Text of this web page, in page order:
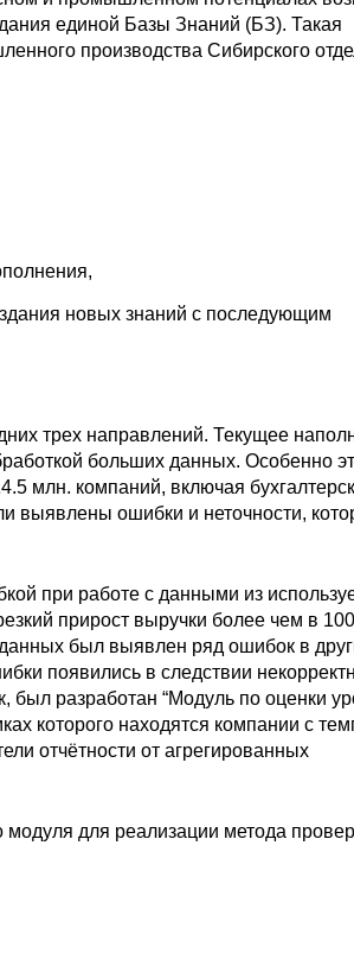
единой Базы Знаний (БЗ). Такая
производства Сибирского
новых знаний с последующим
трех направлений. Текущее
больших данных. Особенно
млн. компаний, включая
выявлены ошибки и неточности,
при работе с данными из
прирост выручки более чем в
был выявлен ряд ошибок в
появились в следствии
разработан “Модуль по оценки
которого находятся компании с
отчётности от агрегированных
для реализации метода